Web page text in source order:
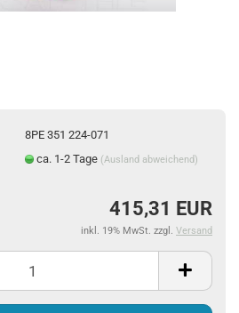
8PE 351 224-071
ca. 1-2 Tage (Ausland abweichend)
415,31 EUR
inkl. 19% MwSt. zzgl. Versand